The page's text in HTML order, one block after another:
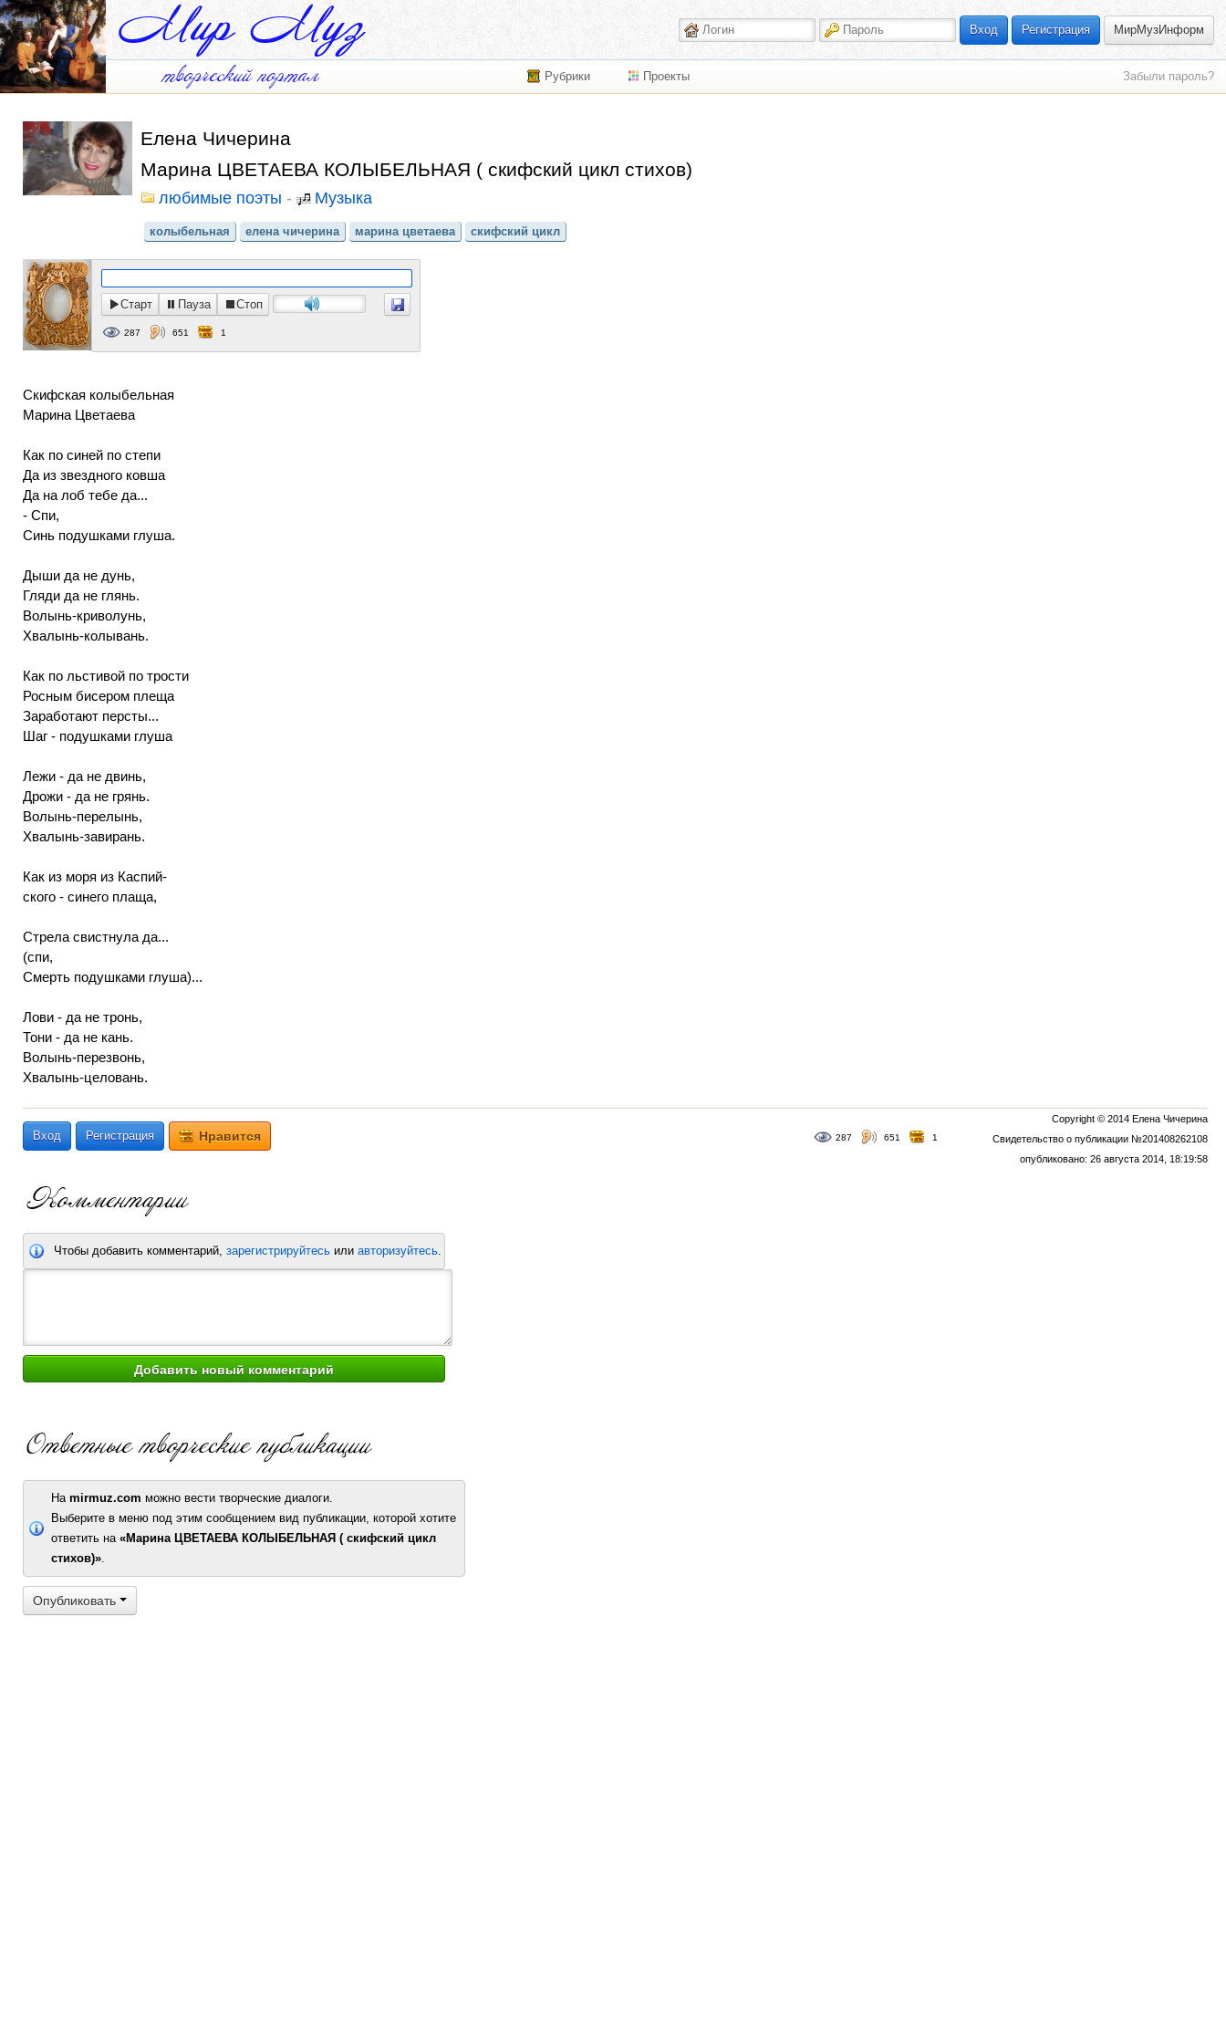
Вход Регистрация МирМузИнформ
Рубрики Проекты Забыли пароль?
Елена Чичерина
Марина ЦВЕТАЕВА КОЛЫБЕЛЬНАЯ ( скифский цикл стихов)
любимые поэты - Музыка
колыбельная елена чичерина марина цветаева скифский цикл
Старт Пауза Стоп
287 651 1
Скифская колыбельная
Марина Цветаева
Как по синей по степи
Да из звездного ковша
Да на лоб тебе да...
- Спи,
Синь подушками глуша.
Дыши да не дунь,
Гляди да не глянь.
Волынь-криволунь,
Хвалынь-колывань.
Как по льстивой по трости
Росным бисером плеща
Заработают персты...
Шаг - подушками глуша
Лежи - да не двинь,
Дрожи - да не грянь.
Волынь-перелынь,
Хвалынь-завирань.
Как из моря из Каспий-
ского - синего плаща,
Стрела свистнула да...
(спи,
Смерть подушками глуша)...
Лови - да не тронь,
Тони - да не кань.
Волынь-перезвонь,
Хвалынь-целовань.
Copyright © 2014 Елена Чичерина
Свидетельство о публикации №201408262108
опубликовано: 26 августа 2014, 18:19:58
287 651 1
Вход Регистрация Нравится
Чтобы добавить комментарий, зарегистрируйтесь или авторизуйтесь.
На mirmuz.com можно вести творческие диалоги.
Выберите в меню под этим сообщением вид публикации, которой хотите
ответить на «Марина ЦВЕТАЕВА КОЛЫБЕЛЬНАЯ ( скифский цикл
стихов)».
Опубликовать